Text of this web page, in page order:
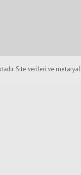
Site verileri ve